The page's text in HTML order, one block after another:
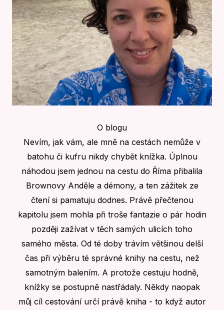
O blogu
Nevím, jak vám, ale mně na cestách nemůže v
batohu či kufru nikdy chybět knížka. Úplnou
náhodou jsem jednou na cestu do Říma přibalila
Brownovy Anděle a démony, a ten zážitek ze
čtení si pamatuju dodnes. Právě přečtenou
kapitolu jsem mohla při troše fantazie o pár hodin
později zažívat v těch samých ulicích toho
samého města. Od té doby trávím většinou delší
čas při výběru té správné knihy na cestu, než
samotným balením. A protože cestuju hodně,
knížky se postupně nastřádaly. Někdy naopak
můj cíl cestování určí právě kniha - to když autor